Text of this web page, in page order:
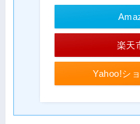
楽天
Yahoo!シ